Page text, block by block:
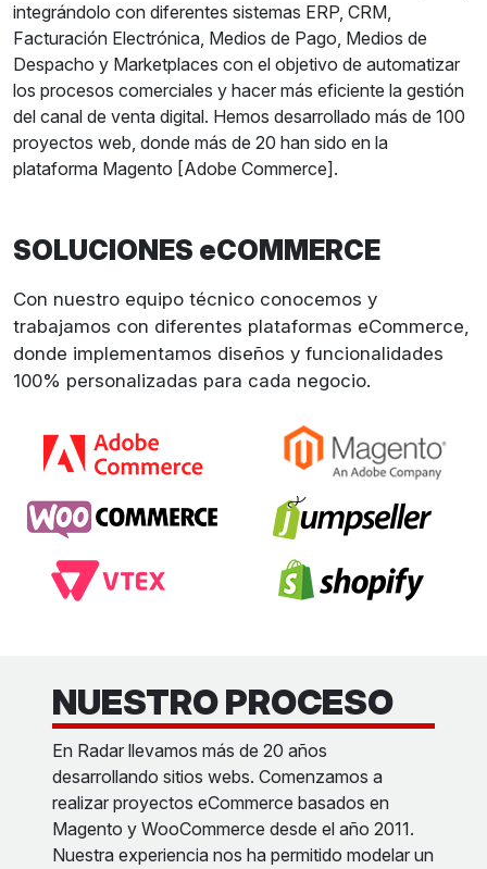
integrándolo con diferentes sistemas ERP, CRM,
Facturación Electrónica, Medios de Pago, Medios de
Despacho y Marketplaces con el objetivo de automatizar
los procesos comerciales y hacer más eficiente la gestión
del canal de venta digital. Hemos desarrollado más de 100
proyectos web, donde más de 20 han sido en la
plataforma Magento [Adobe Commerce].
SOLUCIONES eCOMMERCE
Con nuestro equipo técnico conocemos y
trabajamos con diferentes plataformas eCommerce,
donde implementamos diseños y funcionalidades
100% personalizadas para cada negocio.
NUESTRO PROCESO
En Radar llevamos más de 20 años
desarrollando sitios webs. Comenzamos a
realizar proyectos eCommerce basados en
Magento y WooCommerce desde el año 2011.
Nuestra experiencia nos ha permitido modelar un